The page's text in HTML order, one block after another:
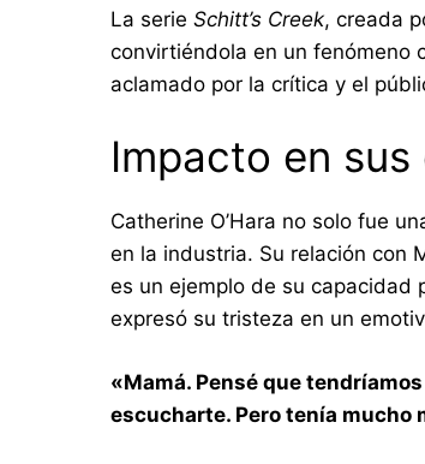
La serie Schitt’s Creek, creada
convirtiéndola en un fenómeno
aclamado por la crítica y el
Impacto en
Catherine O’Hara no solo fue
en la industria. Su relación con
es un ejemplo de su capacidad
expresó su tristeza en un
«Mamá. Pensé que
escucharte. Pero tenía mucho